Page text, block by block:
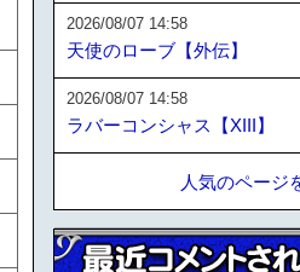
2026/08/07 14:58
天使のローブ【外伝】
2026/08/07 14:58
ラバーコンシャス【XIII】
人気のページ